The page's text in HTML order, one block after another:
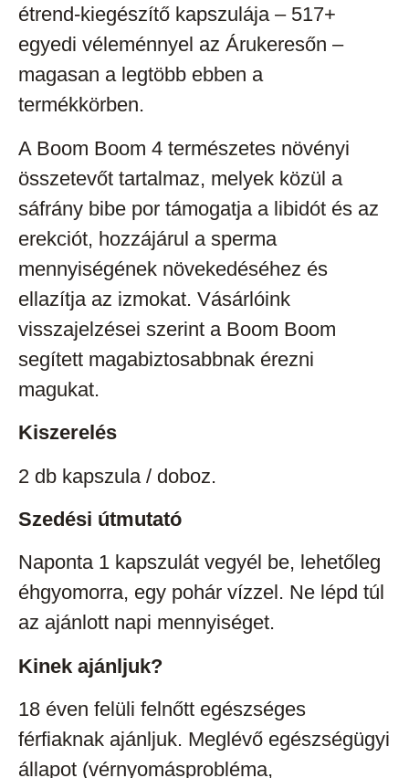
étrend-kiegészítő kapszulája – 517+
egyedi véleménnyel az Árukeresőn –
magasan a legtöbb ebben a
termékkörben.
A Boom Boom 4 természetes növényi
összetevőt tartalmaz, melyek közül a
sáfrány bibe por támogatja a libidót és az
erekciót, hozzájárul a sperma
mennyiségének növekedéséhez és
ellazítja az izmokat. Vásárlóink
visszajelzései szerint a Boom Boom
segített magabiztosabbnak érezni
magukat.
Kiszerelés
2 db kapszula / doboz.
Szedési útmutató
Naponta 1 kapszulát vegyél be, lehetőleg
éhgyomorra, egy pohár vízzel. Ne lépd túl
az ajánlott napi mennyiséget.
Kinek ajánljuk?
18 éven felüli felnőtt egészséges
férfiaknak ajánljuk. Meglévő egészségügyi
állapot (vérnyomásprobléma,